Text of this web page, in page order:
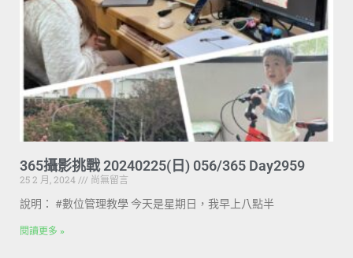
365攝影挑戰 20240225(日) 056/365 Day2959
25 2 月, 2024
尚無留言
說明： #數位管理教學 今天是星期日，我早上八點半
閱讀更多 »